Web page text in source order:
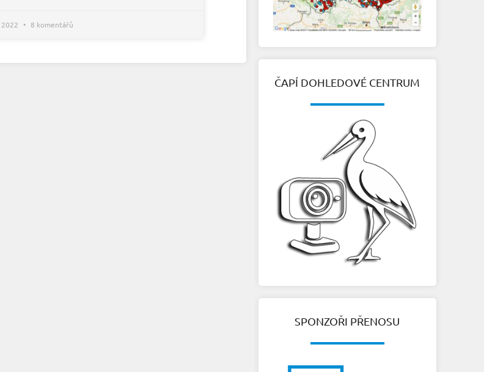
2022 8 komentářů
ČAPÍ DOHLEDOVÉ CENTRUM
SPONZOŘI PŘENOSU